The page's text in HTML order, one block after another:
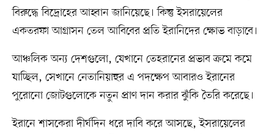
বিরুদ্ধে বিদ্রোহের আহ্বান জানিয়েছে। কিন্তু ইসরায়েলের
একতরফা আগ্রাসন তেল আবিবের প্রতি ইরানিদের ক্ষোভ বাড়াবে।
আঞ্চলিক অন্য দেশগুলো, যেখানে তেহরানের প্রভাব ক্রমে কমে
যাচ্ছিল, সেখানে নেতানিয়াহুর এ পদক্ষেপ আবারও ইরানের
পুরোনো জোটগুলোকে নতুন প্রাণ দান করার ঝুঁকি তৈরি করেছে।
ইরানে শাসকেরা দীর্ঘদিন ধরে দাবি করে আসছে, ইসরায়েলের